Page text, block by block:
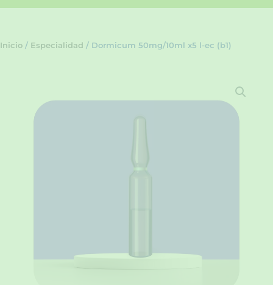
Inicio / Especialidad / Dormicum 50mg/10ml x5 l-ec (b1)